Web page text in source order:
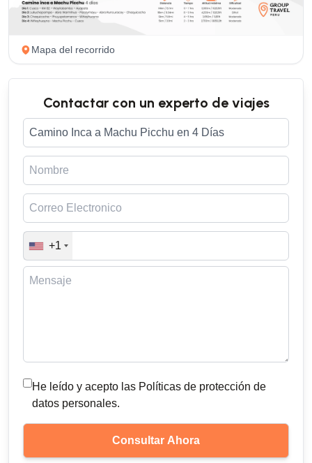
Mapa del recorrido
Contactar con un experto de viajes
+1
He leído y acepto las Políticas de protección de
datos personales.